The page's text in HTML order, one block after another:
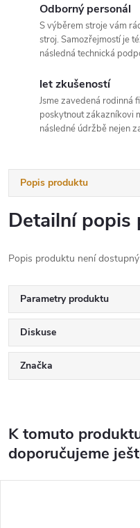
Odborný personál
S výběrem stroje vám
stroj. Samozřejmostí je
následná technická
let zkušeností
Jsme zavedená rodinná
poskytnout zákazníkovi
následné údržbě nejen
Popis produktu
Detailní popis
Popis produktu není dostupný
Parametry produktu
Diskuse
Značka
K tomuto
doporučujeme